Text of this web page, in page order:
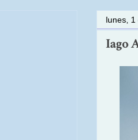
lunes,
Iago